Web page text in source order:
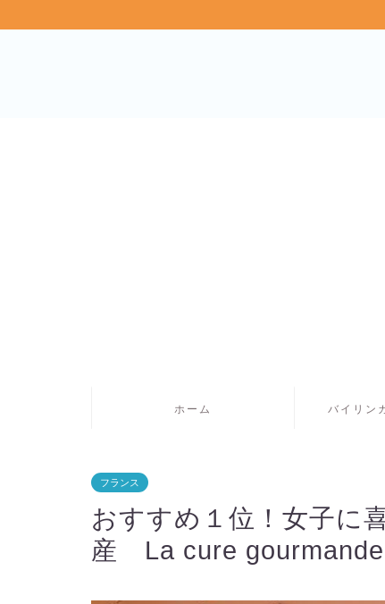
ホーム バイリン
フランス
おすすめ１位！女子に
産 La cure gourmande